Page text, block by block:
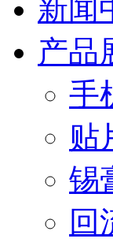
新闻
产品
手
贴
锡
回